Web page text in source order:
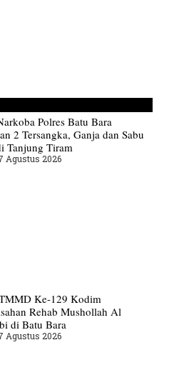
Polres Batu Bara
2 Tersangka, Ganja dan Sabu
Tanjung Tiram
Agustus 2026
Ke-129 Kodim
Rehab Mushollah Al
di Batu Bara
Agustus 2026